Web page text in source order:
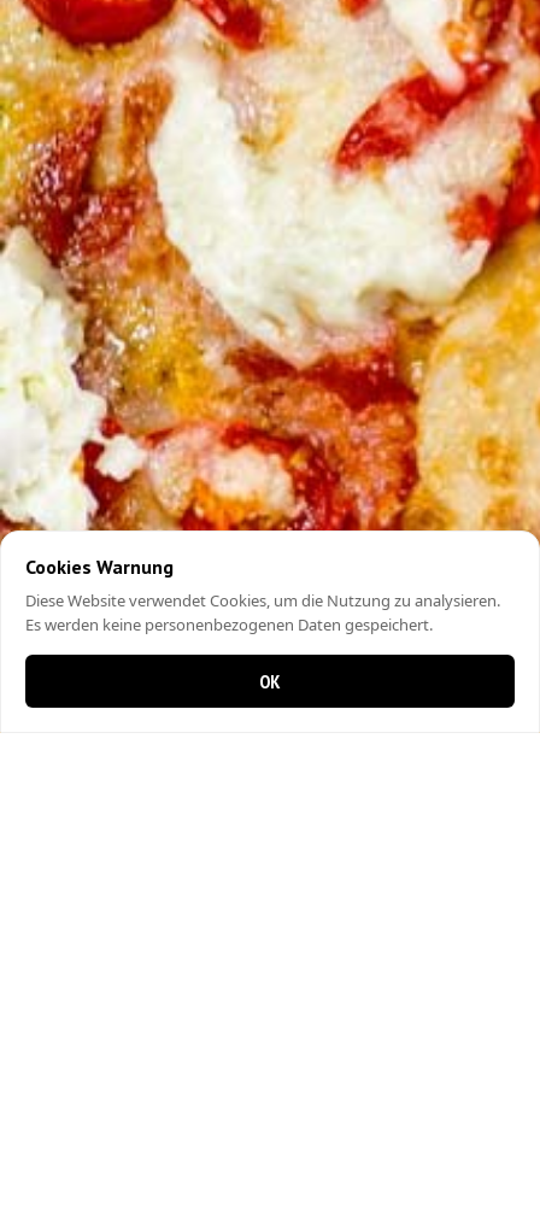
Cookies Warnung
Diese Website verwendet Cookies, um die Nutzung zu analysieren.
Es werden keine personenbezogenen Daten gespeichert.
OK